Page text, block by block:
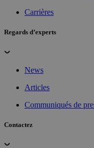
Carrières
Regards d’experts
News
Articles
Communiqués de
Contactez